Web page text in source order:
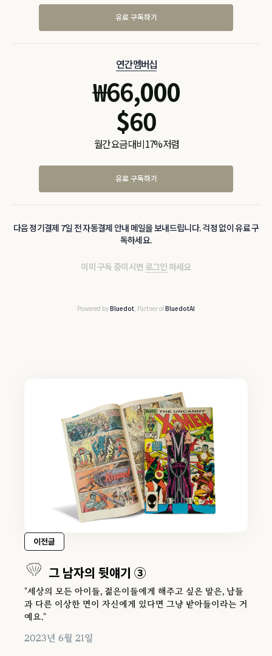
유료 구독하기
연간 멤버십
₩66,000
$60
월간 요금 대비 17% 저렴
유료 구독하기
다음 정기결제 7일 전 자동결제 안내 메일을 보내드립니다. 걱정 없이 유료 구
독하세요.
이미 구독 중이시면 로그인 하세요
Powered byBluedot, Partner ofBluedotAI
이전글
그 남자의 뒷얘기 ③
"세상의 모든 아이들, 젊은이들에게 해주고 싶은 말은, 남들
과 다른 이상한 면이 자신에게 있다면 그냥 받아들이라는 거
예요."
2023년 6월 21일